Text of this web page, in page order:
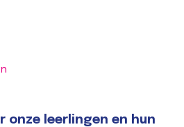
onze leerlingen en hun